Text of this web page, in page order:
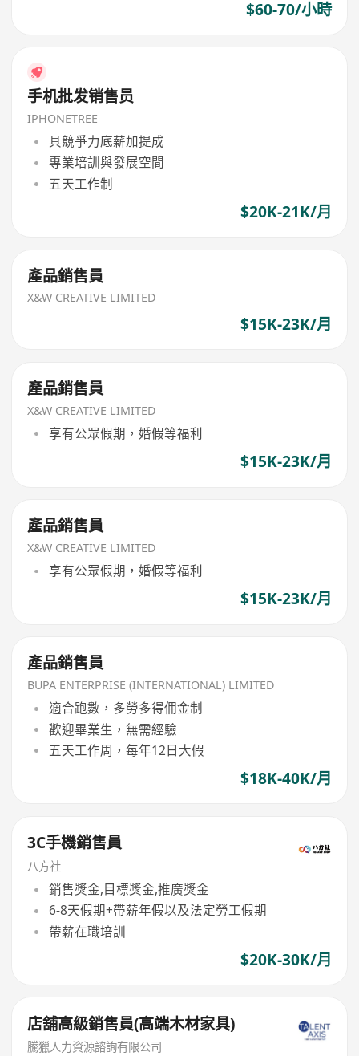
$60-70/小時
手机批发销售员
IPHONETREE
具競爭力底薪加提成
專業培訓與發展空間
五天工作制
$20K-21K/月
產品銷售員
X&W CREATIVE LIMITED
$15K-23K/月
產品銷售員
X&W CREATIVE LIMITED
享有公眾假期，婚假等福利
$15K-23K/月
產品銷售員
X&W CREATIVE LIMITED
享有公眾假期，婚假等福利
$15K-23K/月
產品銷售員
BUPA ENTERPRISE (INTERNATIONAL) LIMITED
適合跑數，多勞多得佣金制
歡迎畢業生，無需經驗
五天工作周，每年12日大假
$18K-40K/月
3C手機銷售員
八方社
銷售獎金,目標獎金,推廣獎金
6-8天假期+帶薪年假以及法定勞工假期
帶薪在職培訓
$20K-30K/月
店舖高級銷售員(高端木材家具)
騰獵人力資源諮詢有限公司